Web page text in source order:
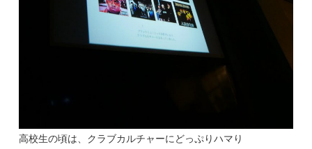
高校生の頃は、クラブカルチャーにどっぷりハマり